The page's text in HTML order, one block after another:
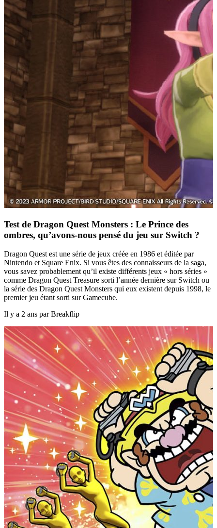
Test de Dragon Quest Monsters : Le Prince des
ombres, qu’avons-nous pensé du jeu sur Switch ?
Dragon Quest est une série de jeux créée en 1986 et éditée par
Nintendo et Square Enix. Si vous êtes des connaisseurs de la saga,
vous savez probablement qu’il existe différents jeux « hors séries »
comme Dragon Quest Treasure sorti l’année dernière sur Switch ou
la série des Dragon Quest Monsters qui eux existent depuis 1998, le
premier jeu étant sorti sur Gamecube.
Il y a 2 ans par Breakflip